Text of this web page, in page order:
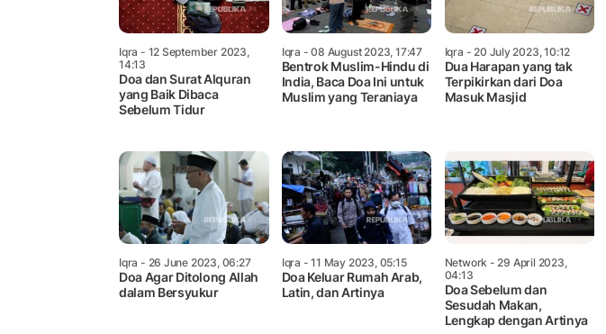
Iqra - 12 September 2023,
14:13
Doa dan Surat Alquran
yang Baik Dibaca
Sebelum Tidur
Iqra - 08 August 2023, 17:47
Bentrok Muslim-Hindu di
India, Baca Doa Ini untuk
Muslim yang Teraniaya
Iqra - 20 July 2023, 10:12
Dua Harapan yang tak
Terpikirkan dari Doa
Masuk Masjid
Iqra - 26 June 2023, 06:27
Doa Agar Ditolong Allah
dalam Bersyukur
Iqra - 11 May 2023, 05:15
Doa Keluar Rumah Arab,
Latin, dan Artinya
Network - 29 April 2023,
04:13
Doa Sebelum dan
Sesudah Makan,
Lengkap dengan Artinya